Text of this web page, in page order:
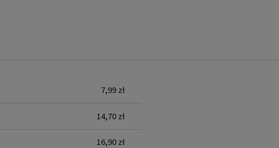
7,99 zł
14,70 zł
16,90 zł